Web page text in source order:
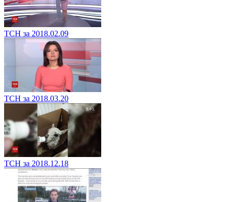
ТСН за 2018.02.09
ТСН за 2018.03.20
ТСН за 2018.12.18